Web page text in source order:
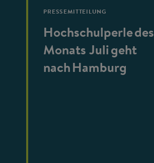
PRESSEMITTEILUNG
Hochschulperle des
Monats Juli geht
nach Hamburg